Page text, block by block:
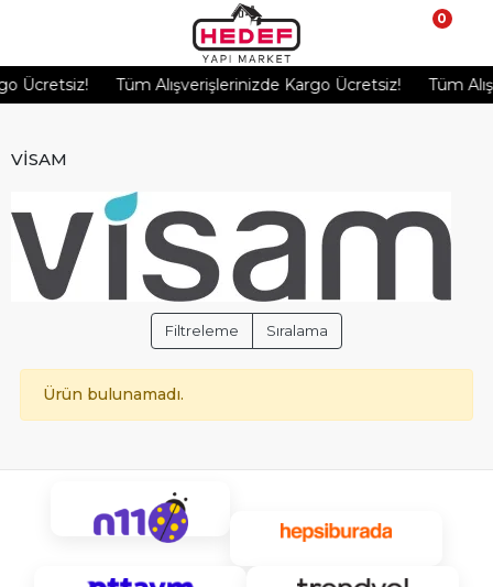
Ücretsiz! Tüm Alışverişlerinizde Kargo Ücretsiz! Tüm
0
VİSAM
Filtreleme Sıralama
Ürün bulunamadı.